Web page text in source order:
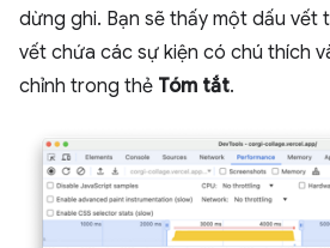
dừng ghi. Bạn sẽ thấy một dấu vết
vết chứa các sự kiện có chú thích
chỉnh trong thẻ Tóm tắt.